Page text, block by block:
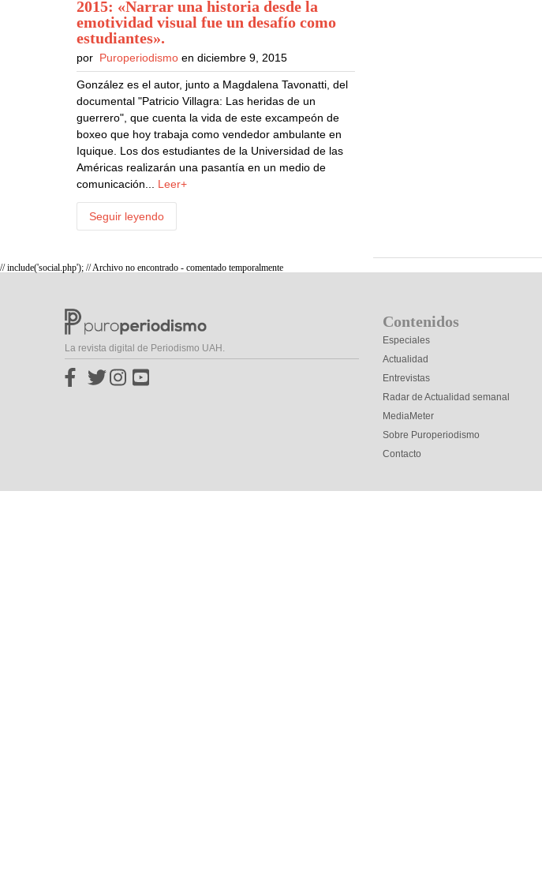
2015: «Narrar una historia desde la
emotividad visual fue un desafío como
estudiantes».
por Puroperiodismo en diciembre 9, 2015
González es el autor, junto a Magdalena Tavonatti, del
documental "Patricio Villagra: Las heridas de un
guerrero", que cuenta la vida de este excampeón de
boxeo que hoy trabaja como vendedor ambulante en
Iquique. Los dos estudiantes de la Universidad de las
Américas realizarán una pasantía en un medio de
comunicación... Leer+
Seguir leyendo
// include('social.php'); // Archivo no encontrado - comentado temporalmente
La revista digital de Periodismo UAH.
Contenidos
Especiales
Actualidad
Entrevistas
Radar de Actualidad semanal
MediaMeter
Sobre Puroperiodismo
Contacto